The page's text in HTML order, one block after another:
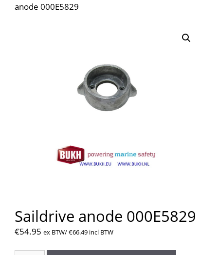
anode 000E5829
Saildrive anode 000E5829
€54.95 ex BTW/€66.49 incl BTW